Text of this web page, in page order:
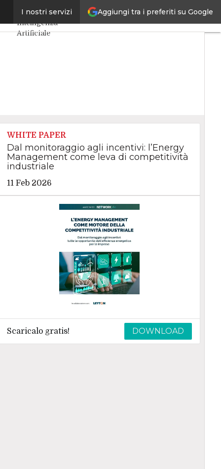
Aggiungi tra i preferiti su Google
I nostri servizi
Ultimi articoli
Intelligenza
Artificiale
WHITE PAPER
Dal monitoraggio agli incentivi: l’Energy
Management come leva di competitività
industriale
11 Feb 2026
Scaricalo gratis! DOWNLOAD